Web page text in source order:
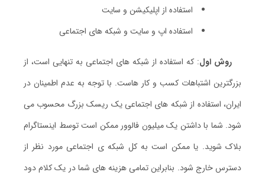
استفاده از اپلیکیشن و سایت
استفاده اپ و سایت و شبکه های اجتماعی
روش اول: که استفاده از شبکه های اجتماعی به تنهایی است، از
بزرگترین اشتباهات کسب و کار هاست. با توجه به عدم اطمینان در
ایران، استفاده از شبکه های اجتماعی یک ریسک بزرگ محسوب می
شود. شما با داشتن یک میلیون فالوور ممکن است توسط اینستاگرام
بلاک شوید. یا ممکن است به کل شبکه ی اجتماعی مورد نظر از
دسترس خارج شود. بنابراین تمامی هزینه های شما در یک کلام دود